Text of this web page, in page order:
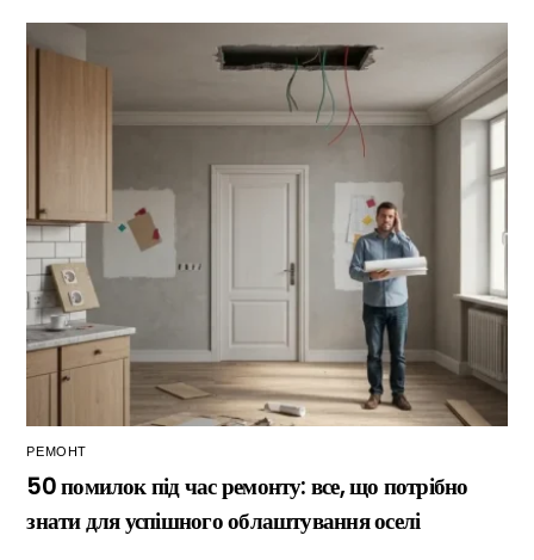
РЕМОНТ
50 помилок під час ремонту: все, що потрібно
знати для успішного облаштування оселі